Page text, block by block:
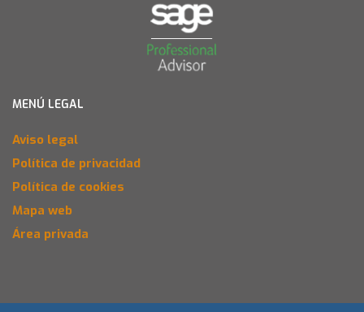
MENÚ LEGAL
Aviso legal
Política de privacidad
Política de cookies
Mapa web
Área privada